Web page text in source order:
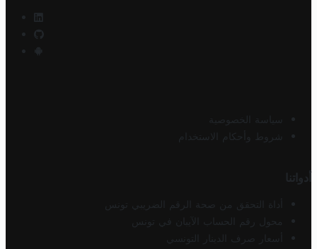
سياسة الخصوصية
شروط وأحكام الاستخدام
أدواتنا
أداة التحقق من صحة الرقم الضريبي تونس
محول رقم الحساب الآيبان في تونس
أسعار صرف الدينار التونسي